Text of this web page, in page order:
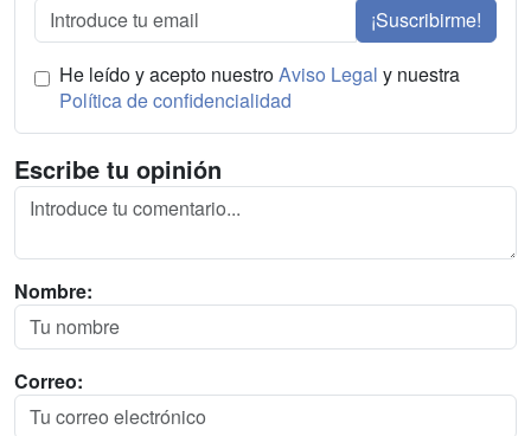
¡Suscribirme!
He leído y acepto nuestroAviso Legal y nuestra
Política de confidencialidad
Escribe tu opinión
Nombre:
Correo: